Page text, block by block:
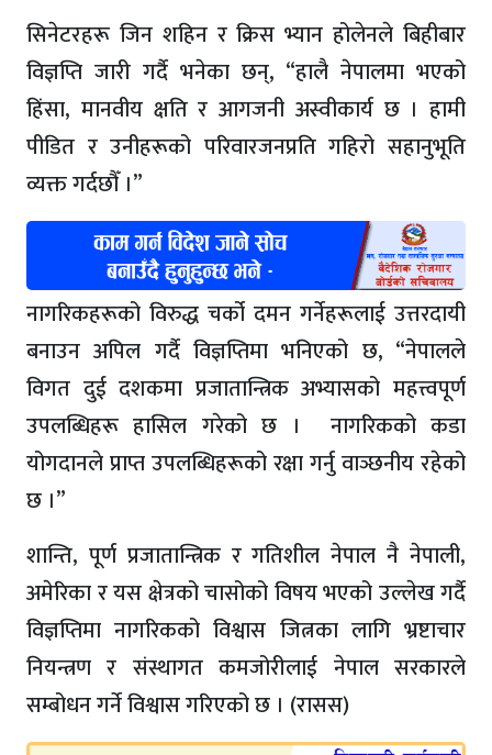
सिनेटरहरू जिन शहिन र क्रिस भ्यान होलेनले बिहीबार
विज्ञप्ति जारी गर्दै भनेका छन्, “हालै नेपालमा भएको
हिंसा, मानवीय क्षति र आगजनी अस्वीकार्य छ । हामी
पीडित र उनीहरूको परिवारजनप्रति गहिरो सहानुभूति
व्यक्त गर्दछौँ ।”
नागरिकहरूको विरुद्ध चर्को दमन गर्नेहरूलाई उत्तरदायी
बनाउन अपिल गर्दै विज्ञप्तिमा भनिएको छ, “नेपालले
विगत दुई दशकमा प्रजातान्त्रिक अभ्यासको महत्त्वपूर्ण
उपलब्धिहरू हासिल गरेको छ । नागरिकको कडा
योगदानले प्राप्त उपलब्धिहरूको रक्षा गर्नु वाञ्छनीय रहेको
छ ।”
शान्ति, पूर्ण प्रजातान्त्रिक र गतिशील नेपाल नै नेपाली,
अमेरिका र यस क्षेत्रको चासोको विषय भएको उल्लेख गर्दै
विज्ञप्तिमा नागरिकको विश्वास जित्नका लागि भ्रष्टाचार
नियन्त्रण र संस्थागत कमजोरीलाई नेपाल सरकारले
सम्बोधन गर्ने विश्वास गरिएको छ । (रासस)